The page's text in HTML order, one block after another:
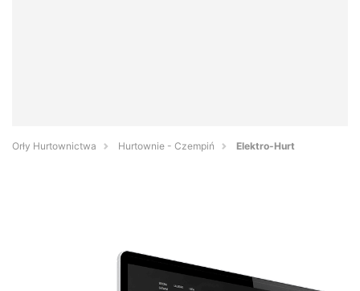
Orły Hurtownictwa Hurtownie - Czempiń Elektro-Hurt